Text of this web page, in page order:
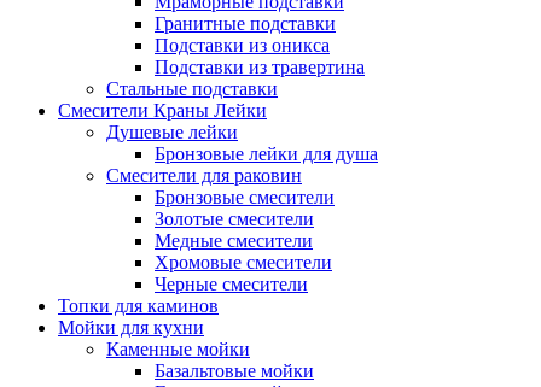
Гранитные подставки
Подставки из оникса
Подставки из травертина
Стальные подставки
Смесители Краны Лейки
Душевые лейки
Бронзовые лейки для душа
Смесители для раковин
Бронзовые смесители
Золотые смесители
Медные смесители
Хромовые смесители
Черные смесители
Топки для каминов
Мойки для кухни
Каменные мойки
Базальтовые мойки